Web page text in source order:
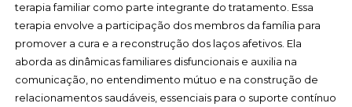
terapia familiar como parte integrante do tratamento. Essa
terapia envolve a participação dos membros da família para
promover a cura e a reconstrução dos laços afetivos. Ela
aborda as dinâmicas familiares disfuncionais e auxilia na
comunicação, no entendimento mútuo e na construção de
relacionamentos saudáveis, essenciais para o suporte contínuo